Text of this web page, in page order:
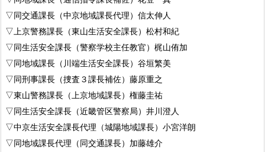
▽同交通課長（中京地域課長代理）信太伸人
▽上京警務課長（東山生活安全課長）松村和紀
▽同生活安全課長（警察学校主任教官）梶山侑加
▽同地域課長（川端生活安全課長）谷垣繁美
▽同刑事課長（捜査３課長補佐）藤原重之
▽東山警務課長（上京地域課長）権藤圭祐
▽同生活安全課長（近畿管区警察局）井川澄人
▽中京生活安全課長代理（城陽地域課長）小宮洋朗
▽同地域課長代理（同交通課長）加藤雄介